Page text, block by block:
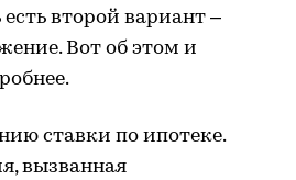
второй вариант –
Вот об этом и
ставки по ипотеке.
вызванная